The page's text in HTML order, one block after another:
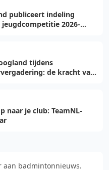
publiceert indeling
2026-
tijdens
de kracht van
naar je club: TeamNL-
aan badmintonnieuws.